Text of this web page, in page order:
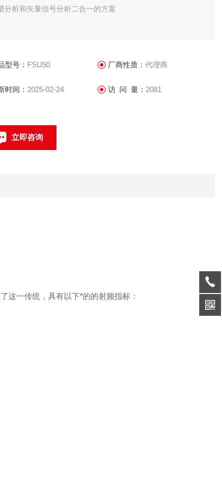
分析和矢量信号分析二合一的方案
型号： FSU50 厂商性质： 代理商
时间： 2025-02-24 访 问 量： 2081
立即咨询
这一传统，具有以下*的的射频指标：